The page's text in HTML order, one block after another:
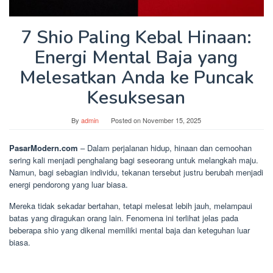
7 Shio Paling Kebal Hinaan:
Energi Mental Baja yang
Melesatkan Anda ke Puncak
Kesuksesan
Byadmin Posted onNovember 15, 2025
PasarModern.com – Dalam perjalanan hidup, hinaan dan cemoohan
sering kali menjadi penghalang bagi seseorang untuk melangkah maju.
Namun, bagi sebagian individu, tekanan tersebut justru berubah menjadi
energi pendorong yang luar biasa.
Mereka tidak sekadar bertahan, tetapi melesat lebih jauh, melampaui
batas yang diragukan orang lain. Fenomena ini terlihat jelas pada
beberapa shio yang dikenal memiliki mental baja dan keteguhan luar
biasa.